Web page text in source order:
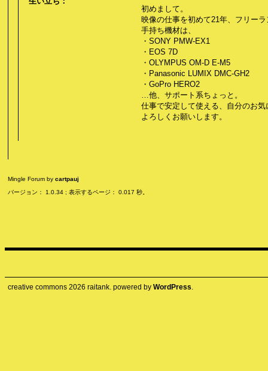
初めまして。
映像の仕事を初めて21年、フリー
手持ち機材は、
・SONY PMW-EX1
・EOS 7D
・OLYMPUS OM-D E-M5
・Panasonic LUMIX DMC-GH2
・GoPro HERO2
…他、サポート系ちょっと。
仕事で安定して使える、自分のお
よろしくお願いします。
Mingle Forum by cartpauj
バージョン： 1.0.34 ; 表示するページ： 0.017 秒。
creative commons 2026 raitank. powered by WordPress.